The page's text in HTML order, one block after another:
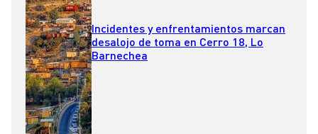
Incidentes y enfrentamientos marcan
desalojo de toma en Cerro 18, Lo
Barnechea